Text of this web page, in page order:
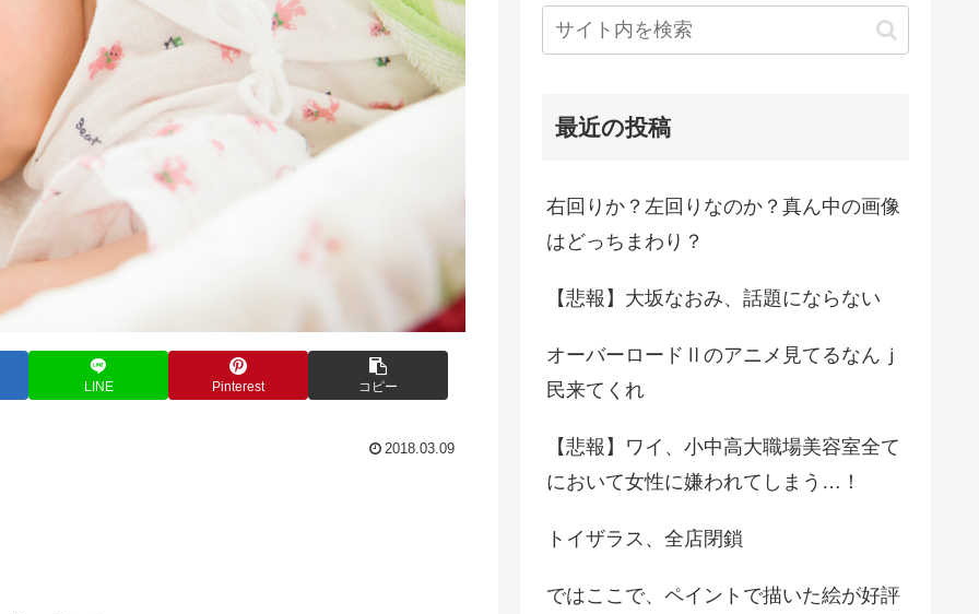
LINE Pinterest コピー
2018.03.09
最近の投稿
右回りか？左回りなのか？真ん中の画像
はどっちまわり？
【悲報】大坂なおみ、話題にならない
オーバーロードⅡのアニメ見てるなんｊ
民来てくれ
【悲報】ワイ、小中高大職場美容室全て
において女性に嫌われてしまう…！
トイザラス、全店閉鎖
ではここで、ペイントで描いた絵が好評